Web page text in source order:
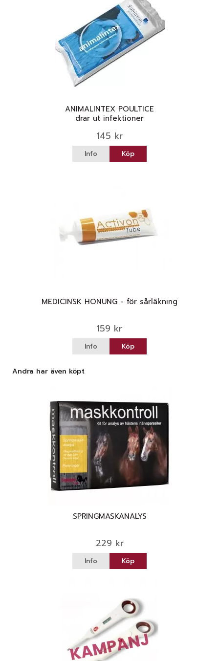
ANIMALINTEX POULTICE
drar ut infektioner
145 kr
Info Köp
MEDICINSK HONUNG - för sårläkning
159 kr
Info Köp
Andra har även köpt
SPRINGMASKANALYS
229 kr
Info Köp